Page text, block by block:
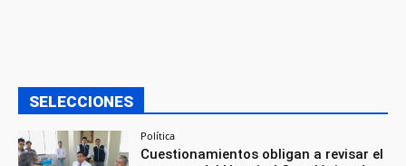
SELECCIONES
Política
Cuestionamientos obligan a revisar el